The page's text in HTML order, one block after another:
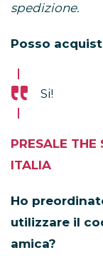
spedizione.
Posso
Si!
PRESALE THE
ITALIA
Ho
utilizzare il
amica?